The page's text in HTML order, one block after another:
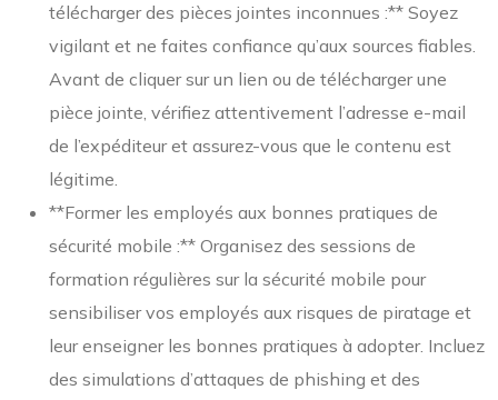
télécharger des pièces jointes inconnues :** Soyez
vigilant et ne faites confiance qu’aux sources fiables.
Avant de cliquer sur un lien ou de télécharger une
pièce jointe, vérifiez attentivement l’adresse e-mail
de l’expéditeur et assurez-vous que le contenu est
légitime.
**Former les employés aux bonnes pratiques de
sécurité mobile :** Organisez des sessions de
formation régulières sur la sécurité mobile pour
sensibiliser vos employés aux risques de piratage et
leur enseigner les bonnes pratiques à adopter. Incluez
des simulations d’attaques de phishing et des